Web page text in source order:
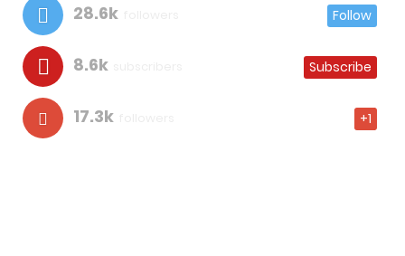
28.6k Follow
8.6k Subscribe
17.3k +1